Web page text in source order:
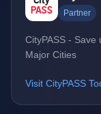
Partner
CityPASS - Save
Major Cities
Visit CityPASS